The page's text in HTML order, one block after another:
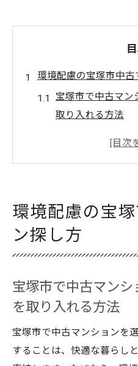
環境配慮の宝塚市中
宝塚市で中古マン
取り入れる方法
中古マンション
資産価値と住みや
ンションの魅力
宝塚市ならではの
中古戸建てで叶える
宝塚市中古戸建て
住まいづくり
環境に配慮した中
環境配慮の宝
ン探し方
宝塚市で中古マン
を取り入れる方法
宝塚市で中古マンションを
することは、快適な暮らし